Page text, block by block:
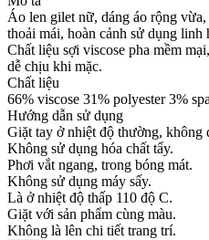
Áo len gilet nữ, dáng áo rộng
thoải mái, hoàn cảnh sử dụng linh
Chất liệu sợi viscose pha mềm
dễ chịu khi mặc.
Chất liệu
66% viscose 31% polyester 3%
Hướng dẫn sử dụng
Giặt tay ở nhiệt độ thường, không
Không sử dụng hóa chất tẩy.
Phơi vắt ngang, trong bóng mát.
Không sử dụng máy sấy.
Là ở nhiệt độ thấp 110 độ C.
Giặt với sản phẩm cùng màu.
Không là lên chi tiết trang trí.